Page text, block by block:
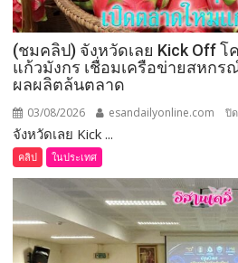
(ชมคลิป) จังหวัดเลย Kick Off โ
แก้วมังกร เชื่อมเครือข่ายสหก
ผลผลิตล้นตลาด
03/08/2026 esandailyonline.com ปิ
จังหวัดเลย Kick ...
คลิป ในประเทศ